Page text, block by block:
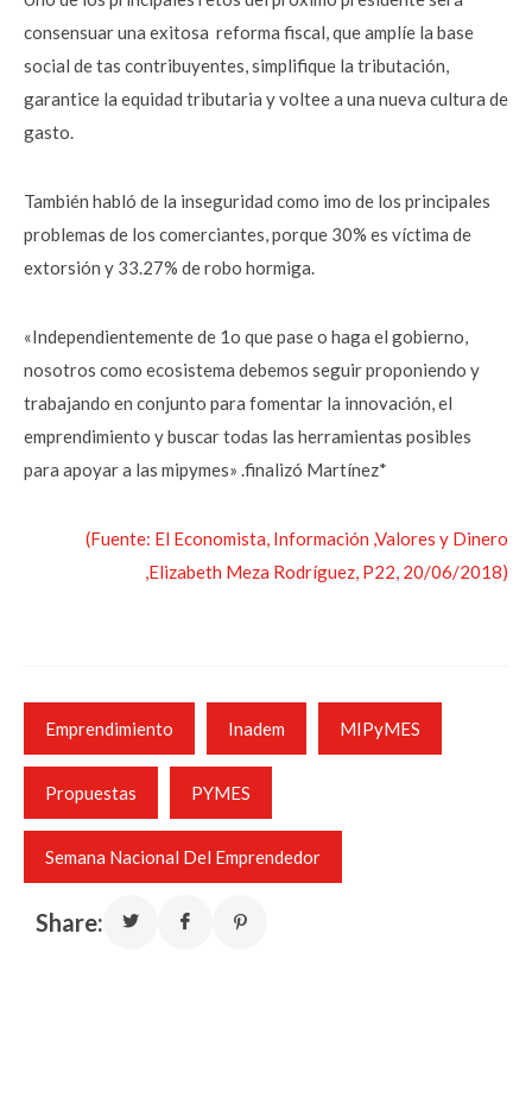
consensuar una exitosa reforma fiscal, que amplíe la base
social de tas contribuyentes, simplifique la tributación,
garantice la equidad tributaria y voltee a una nueva cultura de
gasto.
También habló de la inseguridad como imo de los principales
problemas de los comerciantes, porque 30% es víctima de
extorsión y 33.27% de robo hormiga.
«Independientemente de 1o que pase o haga el gobierno,
nosotros como ecosistema debemos seguir proponiendo y
trabajando en conjunto para fomentar la innovación, el
emprendimiento y buscar todas las herramientas posibles
para apoyar a las mipymes» .finalizó Martínez*
(Fuente: El Economista, Información ,Valores y Dinero
,Elizabeth Meza Rodríguez, P22, 20/06/2018)
Emprendimiento Inadem MIPyMES
Propuestas PYMES
Semana Nacional Del Emprendedor
Share: